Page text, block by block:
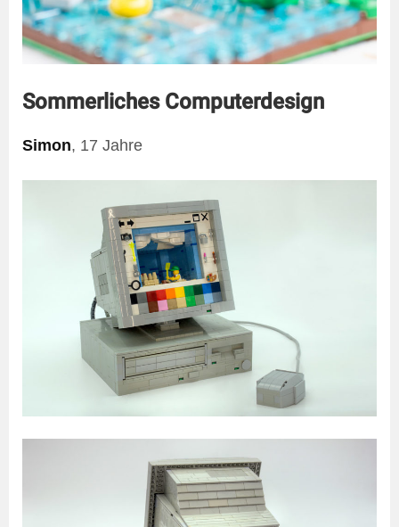
Sommerliches Computerdesign
Simon, 17 Jahre